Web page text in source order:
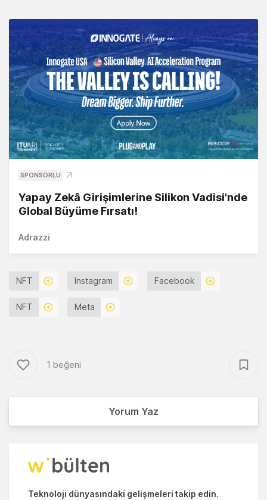
SPONSORLU
Yapay Zekâ Girişimlerine Silikon Vadisi'nde
Global Büyüme Fırsatı!
Adrazzi
NFT Instagram Facebook
NFT Meta
1 beğeni
Yorum Yaz
Teknoloji dünyasındaki gelişmeleri takip edin.